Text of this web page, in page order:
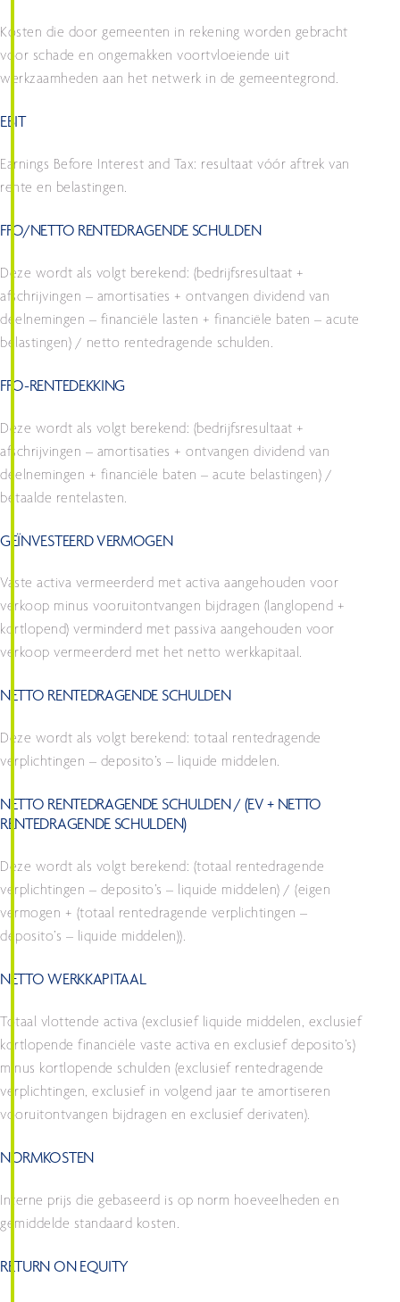
Kosten die door gemeenten in rekening worden gebracht
voor schade en ongemakken voortvloeiende uit
werkzaamheden aan het netwerk in de gemeentegrond.
EBIT
Earnings Before Interest and Tax: resultaat vóór aftrek van
rente en belastingen.
FFO/NETTO RENTEDRAGENDE SCHULDEN
Deze wordt als volgt berekend: (bedrijfsresultaat +
afschrijvingen – amortisaties + ontvangen dividend van
deelnemingen – financiële lasten + financiële baten – acute
belastingen) / netto rentedragende schulden.
FFO-RENTEDEKKING
Deze wordt als volgt berekend: (bedrijfsresultaat +
afschrijvingen – amortisaties + ontvangen dividend van
deelnemingen + financiële baten – acute belastingen) /
betaalde rentelasten.
GEÏNVESTEERD VERMOGEN
Vaste activa vermeerderd met activa aangehouden voor
verkoop minus vooruitontvangen bijdragen (langlopend +
kortlopend) verminderd met passiva aangehouden voor
verkoop vermeerderd met het netto werkkapitaal.
NETTO RENTEDRAGENDE SCHULDEN
Deze wordt als volgt berekend: totaal rentedragende
verplichtingen – deposito’s – liquide middelen.
NETTO RENTEDRAGENDE SCHULDEN / (EV + NETTO
RENTEDRAGENDE SCHULDEN)
Deze wordt als volgt berekend: (totaal rentedragende
verplichtingen – deposito’s – liquide middelen) / (eigen
vermogen + (totaal rentedragende verplichtingen –
deposito’s – liquide middelen)).
NETTO WERKKAPITAAL
Totaal vlottende activa (exclusief liquide middelen, exclusief
kortlopende financiële vaste activa en exclusief deposito’s)
minus kortlopende schulden (exclusief rentedragende
verplichtingen, exclusief in volgend jaar te amortiseren
vooruitontvangen bijdragen en exclusief derivaten).
NORMKOSTEN
Interne prijs die gebaseerd is op norm hoeveelheden en
gemiddelde standaard kosten.
RETURN ON EQUITY